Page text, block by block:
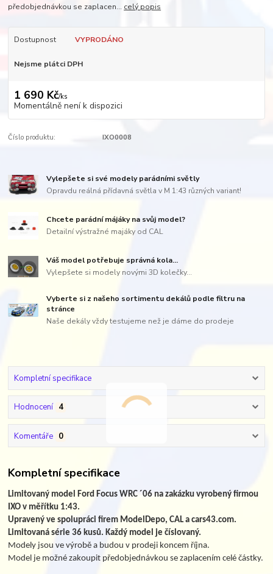
předobjednávkou se zaplacen... celý popis
Dostupnost VYPRODÁNO
Nejsme plátci DPH
1 690 Kč/ks
Momentálně není k dispozici
Číslo produktu: IXO0008
Vylepšete si své modely parádními světly
Opravdu reálná přídavná světla v M 1:43 různých variant!
Chcete parádní májáky na svůj model?
Detailní výstražné majáky od CAL
Váš model potřebuje správná kola...
Vylepšete si modely novými 3D kolečky...
Vyberte si z našeho sortimentu dekálů podle filtru na
stránce
Naše dekály vždy testujeme než je dáme do prodeje
Kompletní specifikace
Hodnocení 4
Komentáře 0
Kompletní specifikace
Limitovaný model Ford Focus WRC ´06 na zakázku vyrobený firmou
IXO v měřítku 1:43.
Upravený ve spolupráci firem ModelDepo, CAL a cars43.com.
Limitovaná série 36 kusů. Každý model je číslovaný.
Modely jsou ve výrobě a budou v prodeji koncem října.
Model je možné zakoupit předobjednávkou se zaplacením celé částky.